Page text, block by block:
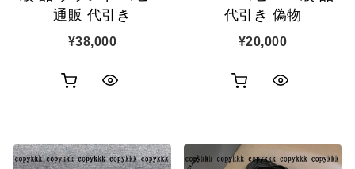
通販 代引き
¥38,000
代引き 偽物
¥20,000